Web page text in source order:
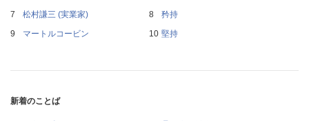
松村謙三 (実業家)
矜持
マートルコービン
堅持
新着のことば